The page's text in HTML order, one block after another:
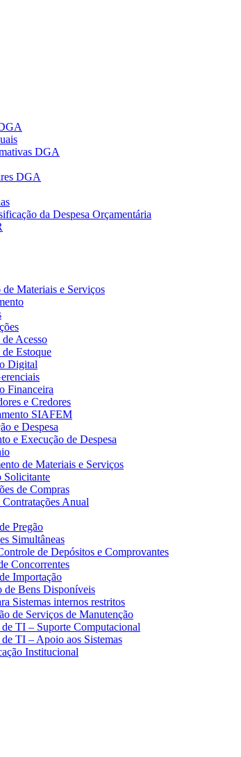
DGA
DGA
da Despesa Orçamentária
de Materiais e Serviços
Acesso
Estoque
Digital
Financeira
e Credores
SIAFEM
e Despesa
e Execução de Despesa
de Materiais e Serviços
Solicitante
de Compras
Contratações Anual
Pregão
Simultâneas
de Depósitos e Comprovantes
Concorrentes
Importação
de Bens Disponíveis
Sistemas internos restritos
de Serviços de Manutenção
de TI – Suporte Computacional
de TI – Apoio aos Sistemas
Institucional